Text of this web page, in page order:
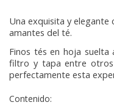
Una exquisita y
amantes del té.
Finos tés en hoja suelta
filtro y tapa entre otros
perfectamente esta
Contenido: